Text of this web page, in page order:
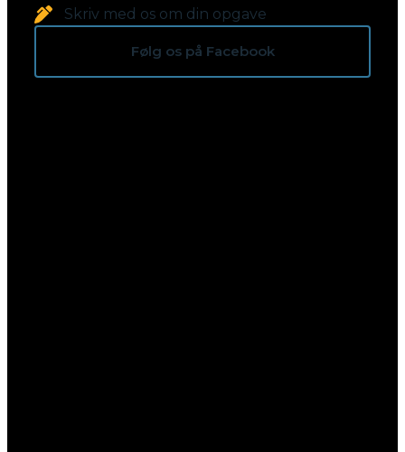
Skriv med os om din opgave
Følg os på Facebook